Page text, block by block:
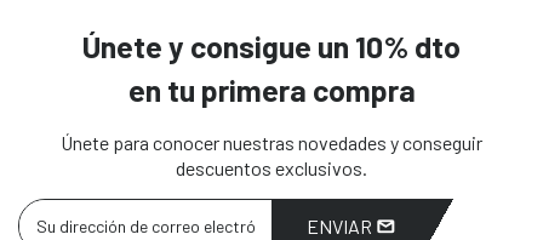
Únete y consigue un 10% dto
en tu primera compra
Únete para conocer nuestras novedades y conseguir
descuentos exclusivos.
ENVIAR